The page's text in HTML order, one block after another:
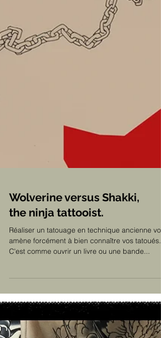
Wolverine versus Shakki,
the ninja tattooist.
Réaliser un tatouage en technique ancienne
amène forcément à bien connaître vos tatoués.
C'est comme ouvrir un livre ou une bande...